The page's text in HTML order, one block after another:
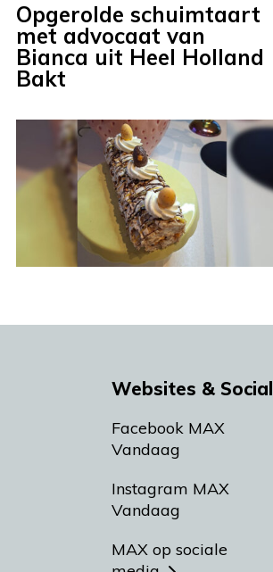
Opgerolde schuimtaart
met advocaat van
Bianca uit Heel Holland
Bakt
Websites & Social
Facebook MAX
Vandaag
Instagram MAX
Vandaag
MAX op sociale